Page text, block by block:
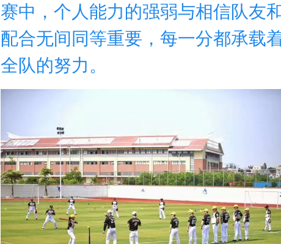
赛中，个人能力的强弱与相信队友
配合无间同等重要，每一分都承载
全队的努力。